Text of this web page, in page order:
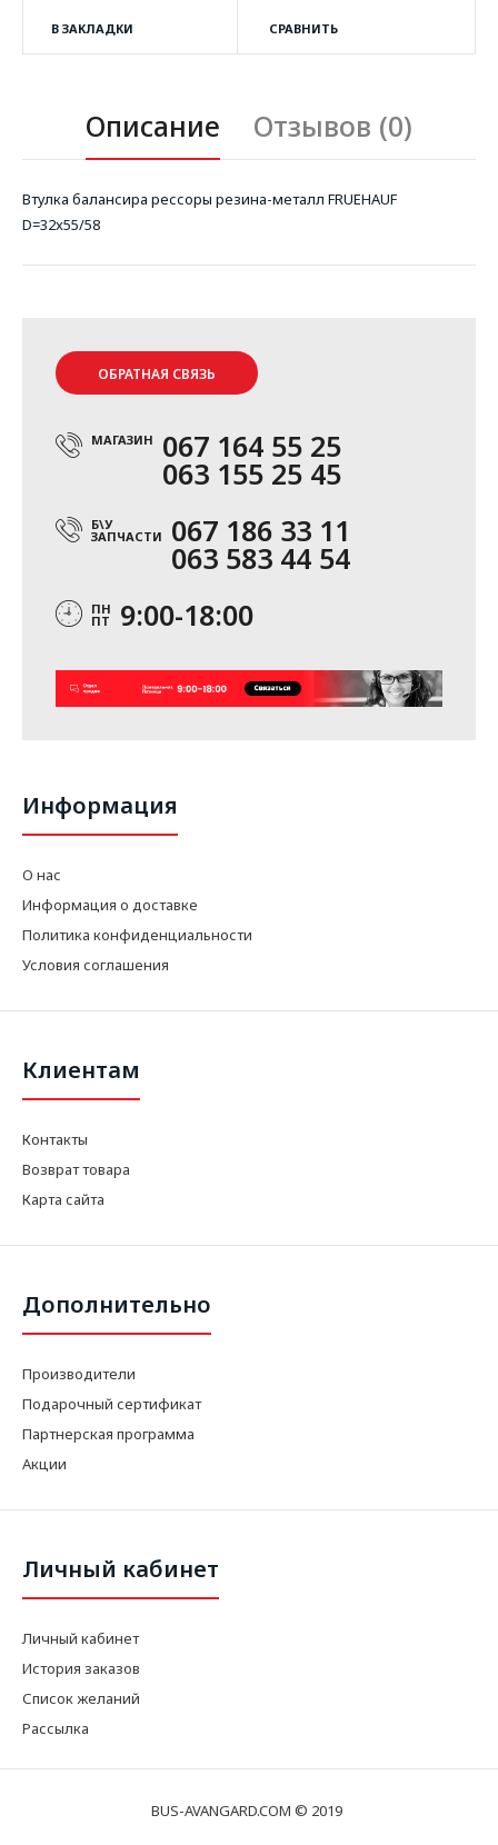
В ЗАКЛАДКИ СРАВНИТЬ
Описание Отзывов (0)
Втулка балансира рессоры резина-металл FRUEHAUF
D=32x55/58
ОБРАТНАЯ СВЯЗЬ
МАГАЗИН 067 164 55 25
063 155 25 45
Б\У
ЗАПЧАСТИ 067 186 33 11
063 583 44 54
ПН
ПТ 9:00-18:00
Информация
О нас
Информация о доставке
Политика конфиденциальности
Условия соглашения
Клиентам
Контакты
Возврат товара
Карта сайта
Дополнительно
Производители
Подарочный сертификат
Партнерская программа
Акции
Личный кабинет
Личный кабинет
История заказов
Список желаний
Рассылка
BUS-AVANGARD.COM © 2019